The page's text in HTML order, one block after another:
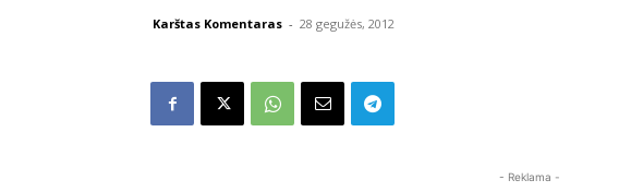
Karštas Komentaras - 28 gegužės, 2012
- Reklama -